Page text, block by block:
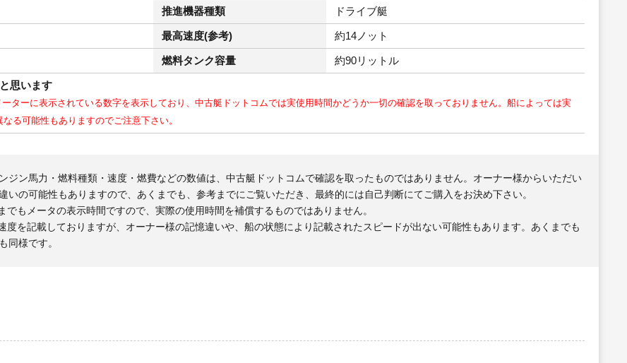
推進機器種類 ドライブ艇
最高速度(参考) 約14ノット
燃料タンク容量 約90リットル
思います
ターに表示されている数字を表示しており、中古艇ドットコムでは実使用時間かどうか一切の確認を取っておりません。船によっては実
る可能性もありますのでご注意下さい。
ン馬力・燃料種類・速度・燃費などの数値は、中古艇ドットコムで確認を取ったものではありません。オーナー様からいただい
の可能性もありますので、あくまでも、参考までにご覧いただき、最終的には自己判断にてご購入をお決め下さい。
もメータの表示時間ですので、実際の使用時間を補償するものではありません。
を記載しておりますが、オーナー様の記憶違いや、船の状態により記載されたスピードが出ない可能性もあります。あくまでも
同様です。